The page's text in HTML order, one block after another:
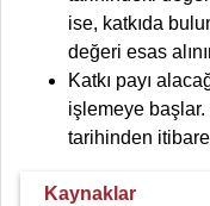
ise, katkıda
değeri esas
Katkı payı
işlemeye başlar.
tarihinden
Kaynaklar